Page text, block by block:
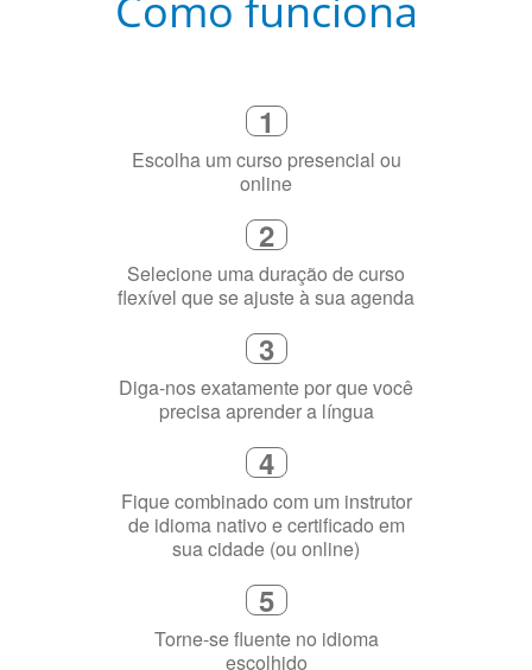
1
Escolha um curso presencial ou
online
2
Selecione uma duração de curso
flexível que se ajuste à sua agenda
3
Diga-nos exatamente por que você
precisa aprender a língua
4
Fique combinado com um instrutor
de idioma nativo e certificado em
sua cidade (ou online)
5